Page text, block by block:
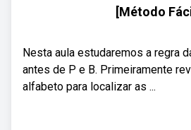
[Método
Nesta aula estudaremos a regra
antes de P e B. Primeiramente
alfabeto para localizar as ...